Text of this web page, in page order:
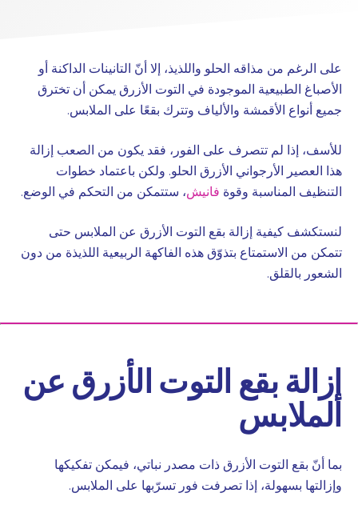
على الرغم من مذاقه الحلو واللذيذ، إلا أنّ التانينات الداكنة أو
الأصباغ الطبيعية الموجودة في التوت الأزرق يمكن أن تخترق
جميع أنواع الأقمشة والألياف وتترك بقعًا على الملابس.
للأسف، إذا لم تتصرف على الفور، فقد يكون من الصعب إزالة
هذا العصير الأرجواني الأزرق الحلو. ولكن باعتماد خطوات
التنظيف المناسبة وقوة فانيش، ستتمكن من التحكم في الوضع.
لنستكشف كيفية إزالة بقع التوت الأزرق عن الملابس حتى
تتمكن من الاستمتاع بتذوّق هذه الفاكهة الربيعية اللذيذة من دون
الشعور بالقلق.
إزالة بقع التوت الأزرق عن
الملابس
بما أنّ بقع التوت الأزرق ذات مصدر نباتي، فيمكن تفكيكها
وإزالتها بسهولة، إذا تصرفت فور تسرّبها على الملابس.